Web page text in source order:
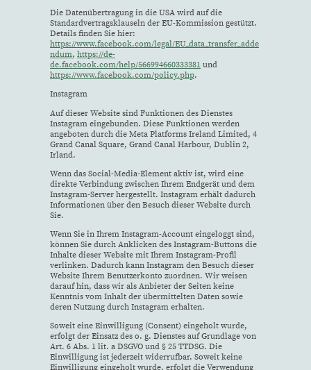
Die Datenübertragung in die USA wird auf die
Standardvertragsklauseln der EU-Kommission gestützt.
Details finden Sie hier:
https://www.facebook.com/legal/EU_data_transfer_adde
ndum, https://de-
de.facebook.com/help/566994660333381 und
https://www.facebook.com/policy.php.
Instagram
Auf dieser Website sind Funktionen des Dienstes
Instagram eingebunden. Diese Funktionen werden
angeboten durch die Meta Platforms Ireland Limited, 4
Grand Canal Square, Grand Canal Harbour, Dublin 2,
Irland.
Wenn das Social-Media-Element aktiv ist, wird eine
direkte Verbindung zwischen Ihrem Endgerät und dem
Instagram-Server hergestellt. Instagram erhält dadurch
Informationen über den Besuch dieser Website durch
Sie.
Wenn Sie in Ihrem Instagram-Account eingeloggt sind,
können Sie durch Anklicken des Instagram-Buttons die
Inhalte dieser Website mit Ihrem Instagram-Profil
verlinken. Dadurch kann Instagram den Besuch dieser
Website Ihrem Benutzerkonto zuordnen. Wir weisen
darauf hin, dass wir als Anbieter der Seiten keine
Kenntnis vom Inhalt der übermittelten Daten sowie
deren Nutzung durch Instagram erhalten.
Soweit eine Einwilligung (Consent) eingeholt wurde,
erfolgt der Einsatz des o. g. Dienstes auf Grundlage von
Art. 6 Abs. 1 lit. a DSGVO und § 25 TTDSG. Die
Einwilligung ist jederzeit widerrufbar. Soweit keine
Einwilligung eingeholt wurde, erfolgt die Verwendung